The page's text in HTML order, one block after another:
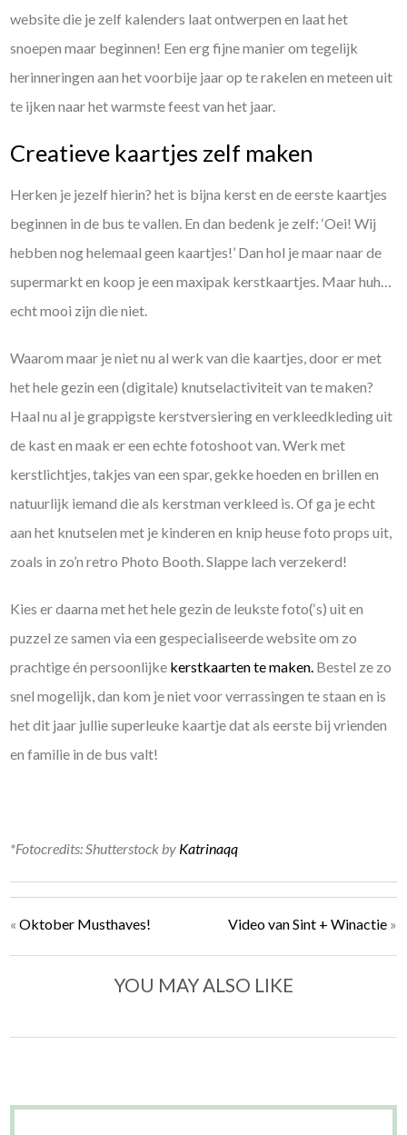
website die je zelf kalenders laat ontwerpen en laat het
snoepen maar beginnen! Een erg fijne manier om tegelijk
herinneringen aan het voorbije jaar op te rakelen en meteen uit
te ijken naar het warmste feest van het jaar.
Creatieve kaartjes zelf maken
Herken je jezelf hierin? het is bijna kerst en de eerste kaartjes
beginnen in de bus te vallen. En dan bedenk je zelf: ‘Oei! Wij
hebben nog helemaal geen kaartjes!’ Dan hol je maar naar de
supermarkt en koop je een maxipak kerstkaartjes. Maar huh…
echt mooi zijn die niet.
Waarom maar je niet nu al werk van die kaartjes, door er met
het hele gezin een (digitale) knutselactiviteit van te maken?
Haal nu al je grappigste kerstversiering en verkleedkleding uit
de kast en maak er een echte fotoshoot van. Werk met
kerstlichtjes, takjes van een spar, gekke hoeden en brillen en
natuurlijk iemand die als kerstman verkleed is. Of ga je echt
aan het knutselen met je kinderen en knip heuse foto props uit,
zoals in zo’n retro Photo Booth. Slappe lach verzekerd!
Kies er daarna met het hele gezin de leukste foto(‘s) uit en
puzzel ze samen via een gespecialiseerde website om zo
prachtige én persoonlijke kerstkaarten te maken. Bestel ze zo
snel mogelijk, dan kom je niet voor verrassingen te staan en is
het dit jaar jullie superleuke kaartje dat als eerste bij vrienden
en familie in de bus valt!
*Fotocredits: Shutterstock by Katrinaqq
«Oktober Musthaves! Video van Sint + Winactie»
YOU MAY ALSO LIKE